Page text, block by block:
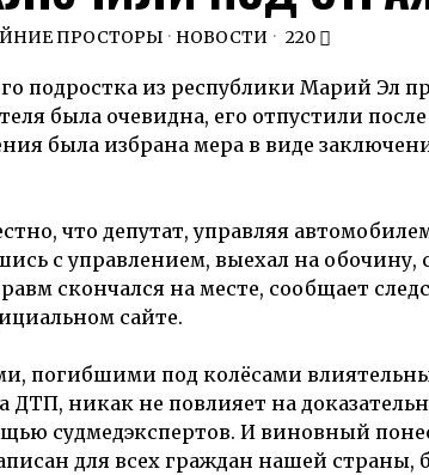
ПРОСТОРЫ · НОВОСТИ 220
подростка из республики Марий Эл
была очевидна, его отпустили
была избрана мера в виде
что депутат, управляя
с управлением, выехал на обочину,
скончался на месте, сообщает
сайте.
погибшими под колёсами
никак не повлияет на
судмедэкспертов. И виновный
для всех граждан нашей страны,